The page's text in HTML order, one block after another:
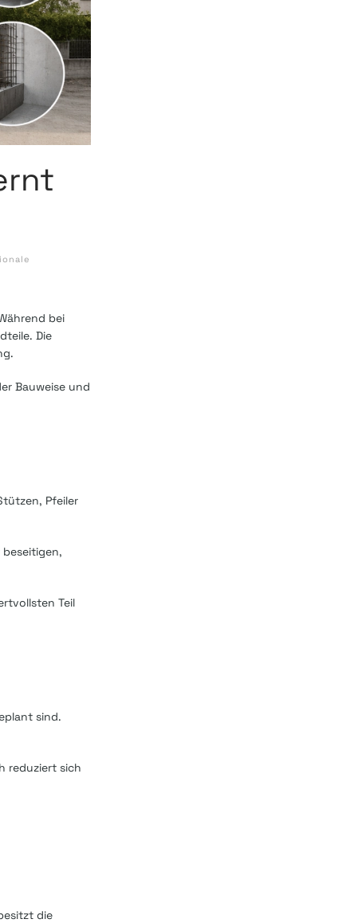
bei
Die
Bauweise und
Pfeiler
Teil
sind.
reduziert sich
die